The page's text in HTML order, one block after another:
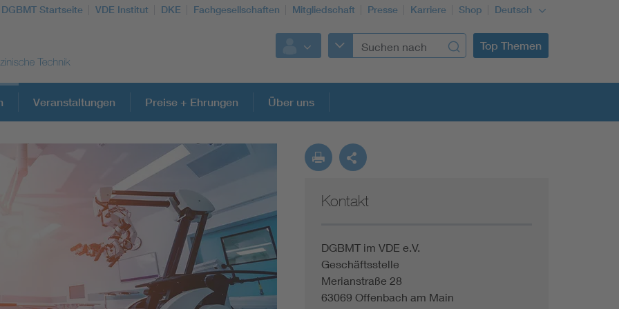
DGBMT Startseite VDE Institut DKE Fachgesellschaften Mitgliedschaft Presse Karriere Shop Deutsch
Top Themen
Weitere Themen
Assisted Living
Prostheses + implants
Veranstaltungen Preise + Ehrungen Über uns
Kontakt
DGBMT im VDE e.V.
Geschäftsstelle
Merianstraße 28
63069 Offenbach am Main